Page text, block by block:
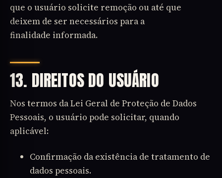
que o usuário solicite remoção ou até que
deixem de ser necessários para a
finalidade informada.
13. DIREITOS DO USUÁRIO
Nos termos da Lei Geral de Proteção de Dados
Pessoais, o usuário pode solicitar, quando
aplicável:
Confirmação da existência de tratamento de
dados pessoais.